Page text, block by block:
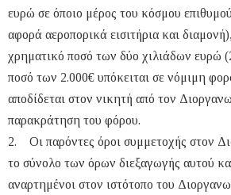
ευρώ σε όποιο μέρος του κόσμου
αφορά αεροπορικά εισιτήρια και
χρηματικό ποσό των δύο χιλιάδων ευρώ
ποσό των 2.000€ υπόκειται σε νόμιμη
αποδίδεται στον νικητή από τον
παρακράτηση του φόρου.
2. Οι παρόντες όροι συμμετοχής στον
το σύνολο των όρων διεξαγωγής αυτού
αναρτημένοι στον ιστότοπο του